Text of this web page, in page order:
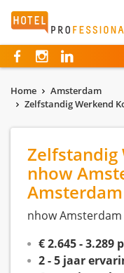
Hotelprofessionals
Home
Amsterdam
Zelfstandig Werkend
Zelfstandig
nhow
Amsterdam
nhow Amsterdam
€ 2.645 - 3.289
2 - 5 jaar